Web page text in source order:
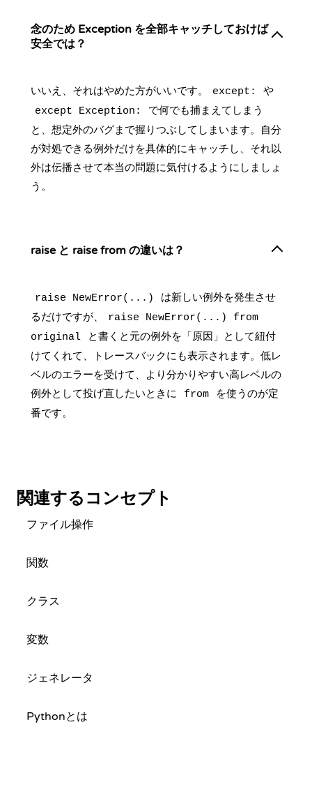
念のため Exception を全部キャッチしておけば
安全では？
いいえ、それはやめた方がいいです。 except: や
except Exception:
で何でも捕まえてしまう
と、想定外のバグまで握りつぶしてしまいます。自分
が対処できる例外だけを具体的にキャッチし、それ以
外は伝播させて本当の問題に気付けるようにしましょ
う。
raise と raise from の違いは？
raise NewError(...)
は新しい例外を発生させ
るだけですが、
raise NewError(...) from
original
と書くと元の例外を「原因」として紐付
けてくれて、トレースバックにも表示されます。低レ
ベルのエラーを受けて、より分かりやすい高レベルの
例外として投げ直したいときに
from
を使うのが定
番です。
関連するコンセプト
ファイル操作
関数
クラス
変数
ジェネレータ
Pythonとは